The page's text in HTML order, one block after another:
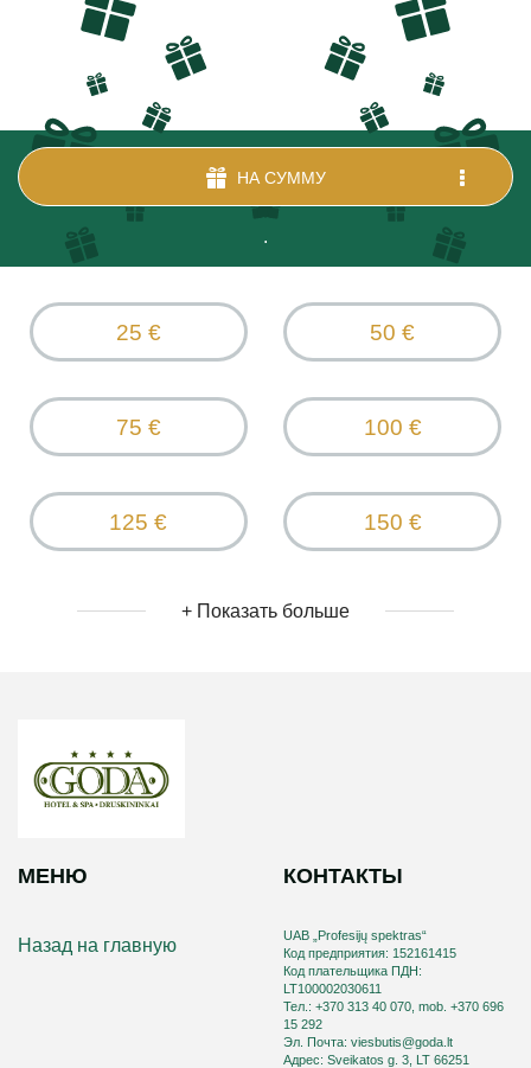
НА СУММУ
.
25 € 50 €
75 € 100 €
125 € 150 €
+ Показать больше
МЕНЮ
Назад на главную
КОНТАКТЫ
UAB „Profesijų spektras“
Код предприятия: 152161415
Код плательщика ПДН:
LT100002030611
Тел.: +370 313 40 070, mob. +370 696
15 292
Эл. Почта: viesbutis@goda.lt
Aдрес: Sveikatos g. 3, LT 66251